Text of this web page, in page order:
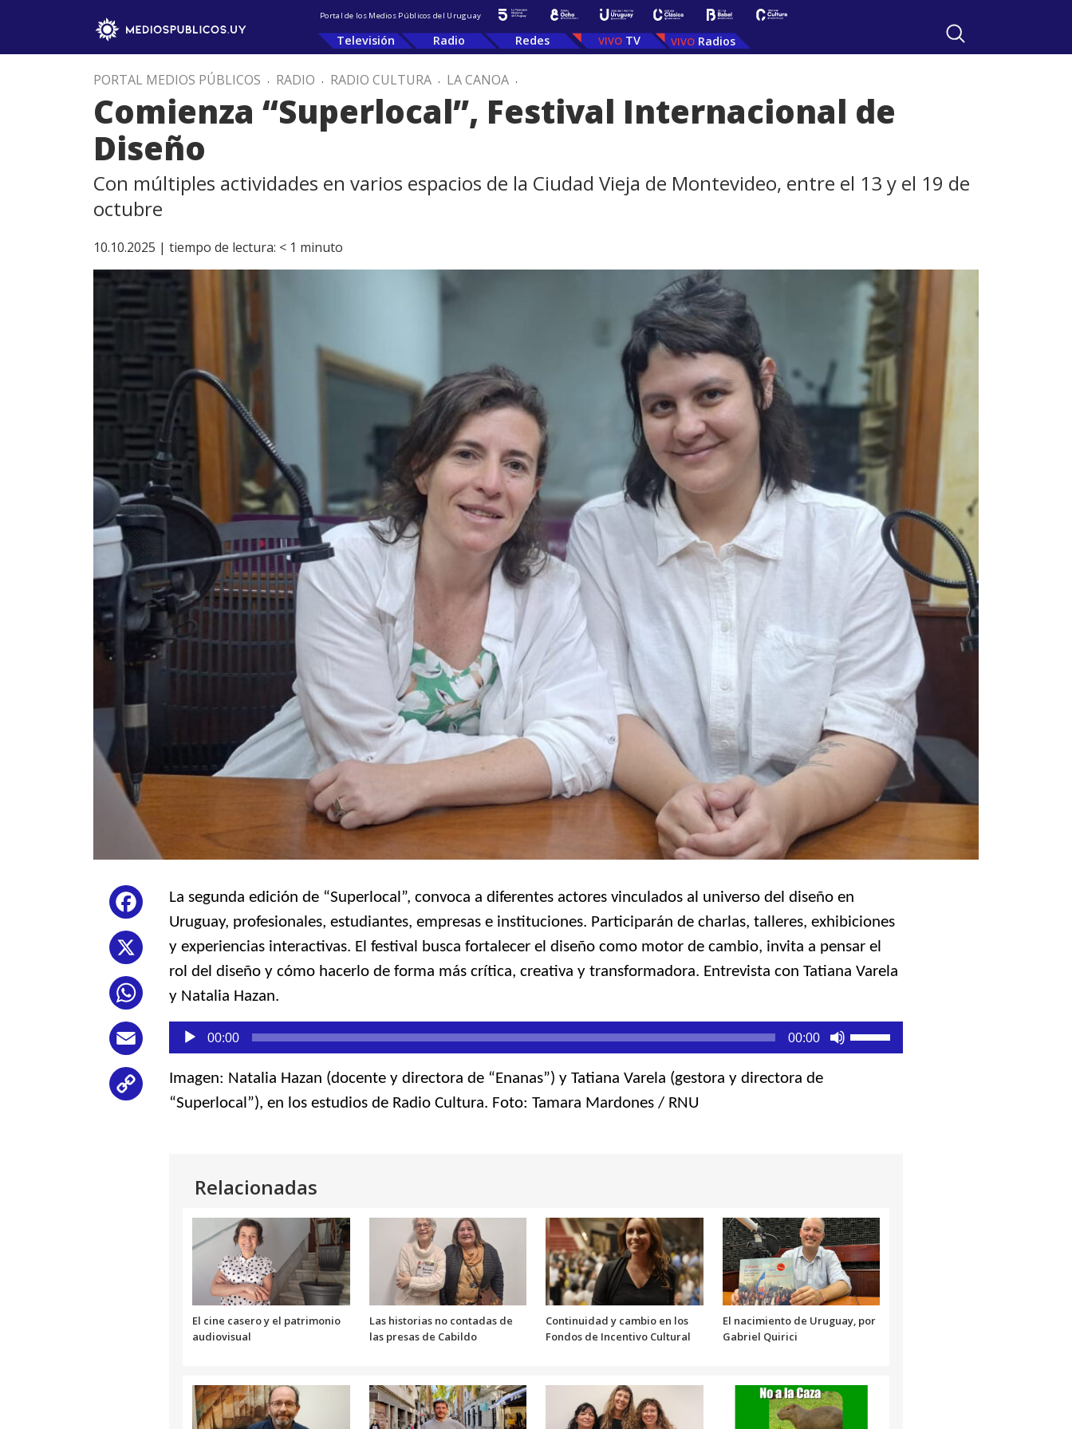
Portal de los Medios Públicos del Uruguay
Televisión Radio Redes TV Radios
PORTAL MEDIOS PÚBLICOS . RADIO . RADIO CULTURA . LA CANOA .
Comienza “Superlocal”, Festival Internacional de
Diseño
Con múltiples actividades en varios espacios de la Ciudad Vieja de Montevideo, entre el 13 y el 19 de
octubre
10.10.2025 | tiempo de lectura: < 1 minuto
Facebook
WhatsApp
Copy
La segunda edición de “Superlocal”, convoca a diferentes actores vinculados al universo del diseño en
Uruguay, profesionales, estudiantes, empresas e instituciones. Participarán de charlas, talleres, exhibiciones
y experiencias interactivas. El festival busca fortalecer el diseño como motor de cambio, invita a pensar el
rol del diseño y cómo hacerlo de forma más crítica, creativa y transformadora. Entrevista con Tatiana Varela
y Natalia Hazan.
Reproductor
00:00 00:00
el
volumen.
Imagen: Natalia Hazan (docente y directora de “Enanas”) y Tatiana Varela (gestora y directora de
“Superlocal”), en los estudios de Radio Cultura. Foto: Tamara Mardones / RNU
Relacionadas
El cine casero y el patrimonio
audiovisual
Las historias no contadas de
las presas de Cabildo
Continuidad y cambio en los
Fondos de Incentivo Cultural
El nacimiento de Uruguay, por
Gabriel Quirici